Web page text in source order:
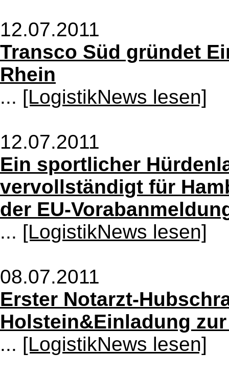
12.07.2011
Transco Süd gründet
Rhein
... [LogistikNews lesen]
12.07.2011
Ein sportlicher
vervollständigt für
der EU-
... [LogistikNews lesen]
08.07.2011
Erster Notarzt-
Holstein&Einladung
... [LogistikNews lesen]